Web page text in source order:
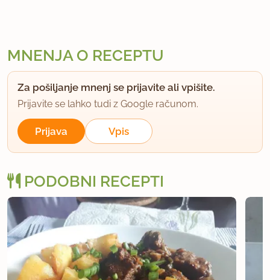
MNENJA O RECEPTU
Za pošiljanje mnenj se prijavite ali vpišite.
Prijavite se lahko tudi z Google računom.
Prijava Vpis
PODOBNI RECEPTI